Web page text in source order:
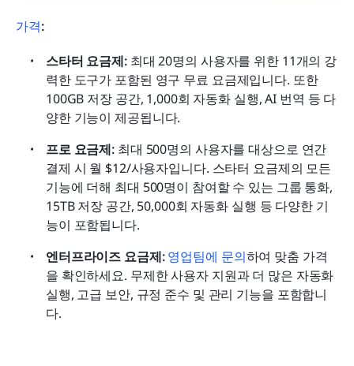
가격:
스타터 요금제: 최대 20명의 사용자를 위한 11개의 강
력한 도구가 포함된 영구 무료 요금제입니다. 또한
100GB 저장 공간, 1,000회 자동화 실행, AI 번역 등 다
양한 기능이 제공됩니다.
프로 요금제: 최대 500명의 사용자를 대상으로 연간
결제 시 월 $12/사용자입니다. 스타터 요금제의 모든
기능에 더해 최대 500명이 참여할 수 있는 그룹 통화,
15TB 저장 공간, 50,000회 자동화 실행 등 다양한 기
능이 포함됩니다.
엔터프라이즈 요금제: 영업팀에 문의하여 맞춤 가격
을 확인하세요. 무제한 사용자 지원과 더 많은 자동화
실행, 고급 보안, 규정 준수 및 관리 기능을 포함합니
다.